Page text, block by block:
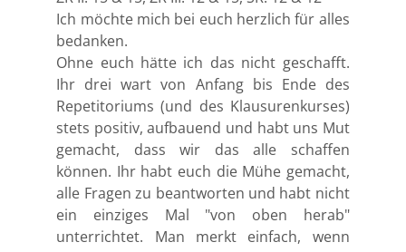
Ich möchte mich bei euch herzlich für alles
bedanken.
Ohne euch hätte ich das nicht geschafft.
Ihr drei wart von Anfang bis Ende des
Repetitoriums (und des Klausurenkurses)
stets positiv, aufbauend und habt uns Mut
gemacht, dass wir das alle schaffen
können. Ihr habt euch die Mühe gemacht,
alle Fragen zu beantworten und habt nicht
ein einziges Mal "von oben herab"
unterrichtet. Man merkt einfach, wenn